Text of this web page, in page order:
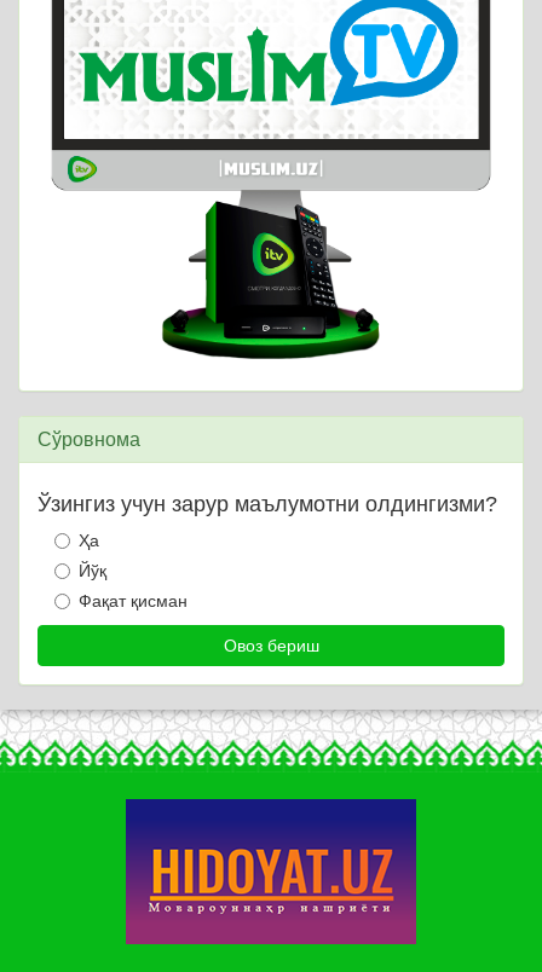
Сўровнома
Ўзингиз учун зарур маълумотни олдингизми?
Ҳа
Йўқ
Фақат қисман